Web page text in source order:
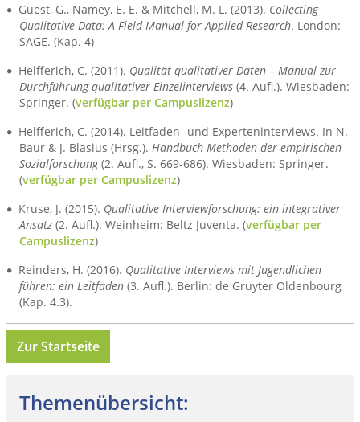
Guest, G., Namey, E. E. & Mitchell, M. L. (2013). Collecting
Qualitative Data: A Field Manual for Applied Research. London:
SAGE. (Kap. 4)
Helfferich, C. (2011). Qualität qualitativer Daten – Manual zur
Durchführung qualitativer Einzelinterviews (4. Aufl.). Wiesbaden:
Springer. (verfügbar per Campuslizenz)
Helfferich, C. (2014). Leitfaden- und Experteninterviews. In N.
Baur & J. Blasius (Hrsg.). Handbuch Methoden der empirischen
Sozialforschung(2. Aufl., S. 669-686). Wiesbaden: Springer.
(verfügbar per Campuslizenz)
Kruse, J. (2015). Qualitative Interviewforschung: ein integrativer
Ansatz (2. Aufl.). Weinheim: Beltz Juventa. (verfügbar per
Campuslizenz)
Reinders, H. (2016). Qualitative Interviews mit Jugendlichen
führen: ein Leitfaden (3. Aufl.). Berlin: de Gruyter Oldenbourg
(Kap. 4.3).
Zur Startseite
Themenübersicht: